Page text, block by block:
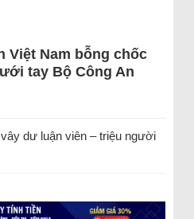
Việt Nam bỗng chốc
tay Bộ Công An
dư luận viên – triệu người